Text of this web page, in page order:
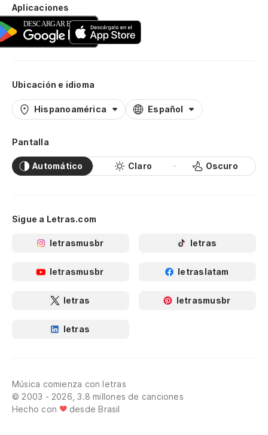
Aplicaciones
Ubicación e idioma
Hispanoamérica Español
Pantalla
Automático Claro Oscuro
Sigue a Letras.com
letrasmusbr letras
letrasmusbr letraslatam
letras letrasmusbr
letras
Música comienza con letras
© 2003 - 2026, 3.8 millones de canciones
Hecho con
desde Brasil